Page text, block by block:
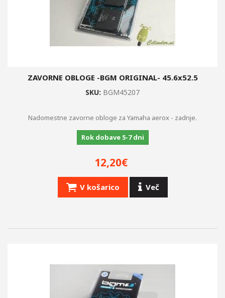
ZAVORNE OBLOGE -BGM ORIGINAL- 45.6x52.5
SKU: BGM45207
Nadomestne zavorne obloge za Yamaha aerox - zadnje.
Rok dobave 5-7 dni
12,20€
V košarico Več